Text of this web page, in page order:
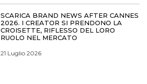
SCARICA BRAND NEWS AFTER CANNES
2026. I CREATOR SI PRENDONO LA
CROISETTE, RIFLESSO DEL LORO
RUOLO NEL MERCATO
21 Luglio 2026